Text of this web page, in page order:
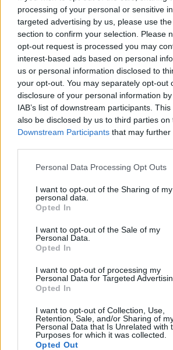
processing of your personal or sensitive
targeted advertising by us, please use
section to confirm your selection. Please
opt-out request is processed you may
interest-based ads based on personal
us or personal information disclosed to
your opt-out. You may separately opt-out
disclosure of your personal information
IAB’s list of downstream participants.
also be disclosed by us to third parties on
Downstream Participants that may
Personal Data Processing Opt Outs
I want to opt-out of the Sharing of my
personal data.
Opted In
I want to opt-out of the Sale of my
Personal Data.
Opted In
I want to opt-out of processing my
Personal Data for Targeted
Opted In
I want to opt-out of Collection, Use,
Retention, Sale, and/or Sharing of
Personal Data that Is Unrelated with
Purposes for which it was collected.
Opted Out
Był on popularny w poprzedniej
(odwołując się do sinusoidy prof.
Krzyżanowskiego), czyli
Mickiewicz w zbiorze „Sonetów
chętnie korzystał z tego toposu
zmiennych emocji ludzkich oraz
jednostki-wieszcza. Natura w „O
duszy toni” ma oddaćnaturę
zagrożenia, któratowarzyszy
lirycznemu.
rozdarcia wewnętrznego,
romantyczny wieszcz, który
życie samotnego poety
cierpienie wynika jednak z
ojczyzną, zmuszony do
Kasprowicza zaś męczy się
duszę i problemy natury
względu zwraca się do niej w
wrażenie, że staje się jej